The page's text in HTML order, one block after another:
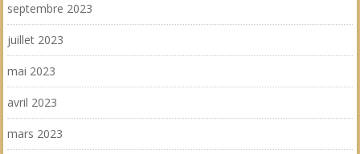
septembre 2023
juillet 2023
mai 2023
avril 2023
mars 2023